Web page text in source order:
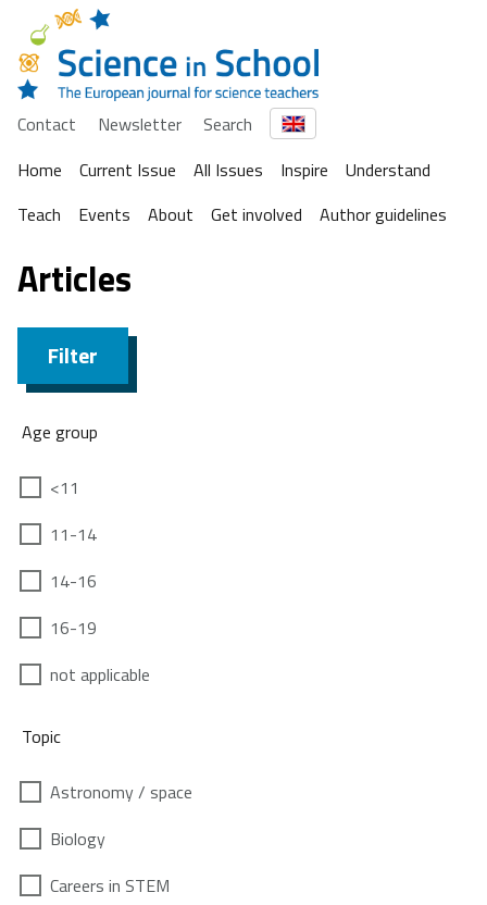
Contact Newsletter
Search
Home
Current Issue All Issues Inspire
Understand
Teach
Events About Get involved Author guidelines
Articles
Filter
Age group
<11
11-14
14-16
16-19
not applicable
Topic
Astronomy / space
Biology
Careers in STEM